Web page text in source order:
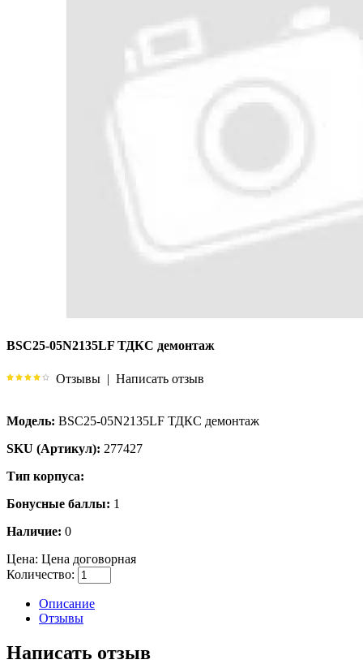
BSC25-05N2135LF ТДКС демонтаж
Отзывы | Написать отзыв
Модель: BSC25-05N2135LF ТДКС демонтаж
SKU (Артикул): 277427
Тип корпуса:
Бонусные баллы: 1
Наличие: 0
Цена: Цена договорная
Количество:
Описание
Отзывы
Написать отзыв